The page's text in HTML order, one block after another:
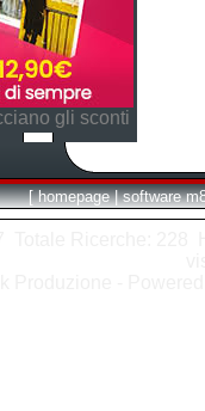
gli sconti
[ homepage | software